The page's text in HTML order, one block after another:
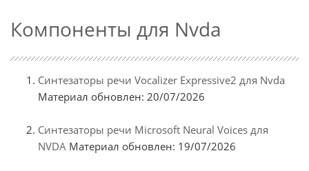
Компоненты для Nvda
Синтезаторы речи Vocalizer Expressive2 для Nvda
Материал обновлен: 20/07/2026
Синтезаторы речи Microsoft Neural Voices для
NVDA Материал обновлен: 19/07/2026